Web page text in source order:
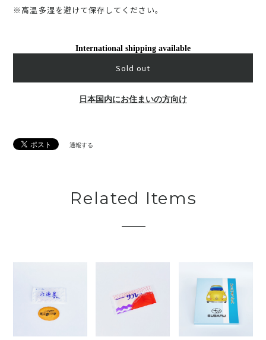
※高温多湿を避けて保存してください。
International shipping available
Sold out
日本国内にお住まいの方向け
通報する
Related Items